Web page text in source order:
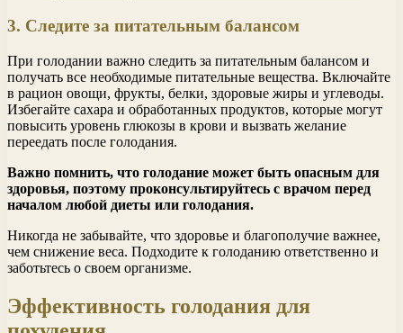
3. Следите за питательным балансом
При голодании важно следить за питательным балансом и
получать все необходимые питательные вещества. Включайте
в рацион овощи, фрукты, белки, здоровые жиры и углеводы.
Избегайте сахара и обработанных продуктов, которые могут
повысить уровень глюкозы в крови и вызвать желание
переедать после голодания.
Важно помнить, что голодание может быть опасным для
здоровья, поэтому проконсультируйтесь с врачом перед
началом любой диеты или голодания.
Никогда не забывайте, что здоровье и благополучие важнее,
чем снижение веса. Подходите к голоданию ответственно и
заботьтесь о своем организме.
Эффективность голодания для